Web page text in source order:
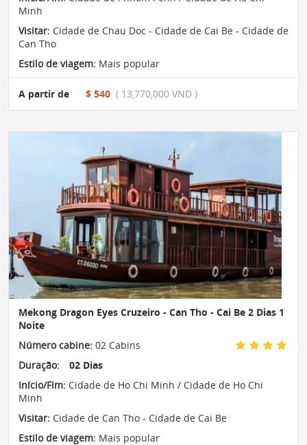
Minh
Visitar: Cidade de Chau Doc - Cidade de Cai Be - Cidade de
Can Tho
Estilo de viagem: Mais popular
A partir de $ 540 ( 13,770,000 VND )
Mekong Dragon Eyes Cruzeiro - Can Tho - Cai Be 2 Dias 1
Noite
Número cabine: 02 Cabins
Duração:
02 Dias
Início/Fim: Cidade de Ho Chi Minh / Cidade de Ho Chi
Minh
Visitar: Cidade de Can Tho - Cidade de Cai Be
Estilo de viagem: Mais popular